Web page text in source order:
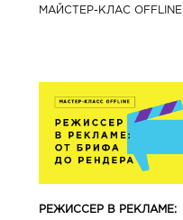
МАЙСТЕР-КЛАС OFFLINE
РЕЖИССЕР В РЕКЛАМЕ: